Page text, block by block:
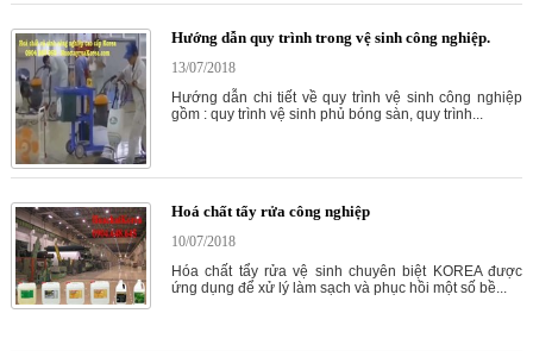
Hướng dẫn quy trình trong vệ sinh công nghiệp.
13/07/2018
Hướng dẫn chi tiết về quy trình vệ sinh công nghiệp
gồm : quy trình vệ sinh phủ bóng sàn, quy trình...
Hoá chất tẩy rửa công nghiệp
10/07/2018
Hóa chất tẩy rửa vệ sinh chuyên biệt KOREA được
ứng dụng để xử lý làm sạch và phục hồi một số bề...